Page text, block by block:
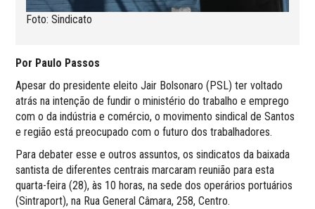
Foto: Sindicato
Por Paulo Passos
Apesar do presidente eleito Jair Bolsonaro (PSL) ter voltado
atrás na intenção de fundir o ministério do trabalho e emprego
com o da indústria e comércio, o movimento sindical de Santos
e região está preocupado com o futuro dos trabalhadores.
Para debater esse e outros assuntos, os sindicatos da baixada
santista de diferentes centrais marcaram reunião para esta
quarta-feira (28), às 10 horas, na sede dos operários portuários
(Sintraport), na Rua General Câmara, 258, Centro.